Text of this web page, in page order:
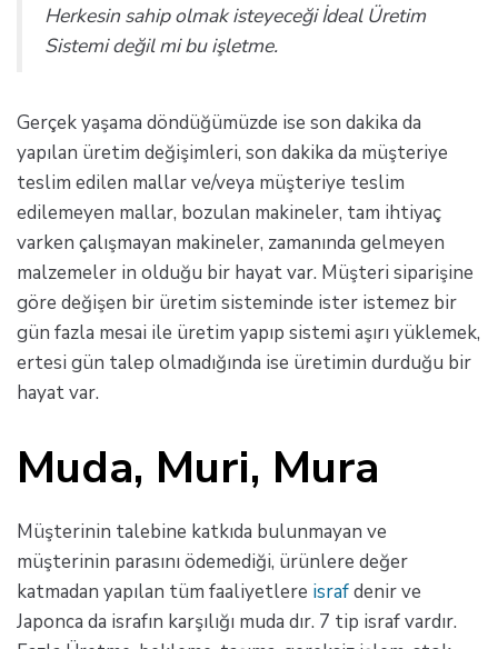
Herkesin sahip olmak isteyeceği İdeal Üretim
Sistemi değil mi bu işletme.
Gerçek yaşama döndüğümüzde ise son dakika da
yapılan üretim değişimleri, son dakika da müşteriye
teslim edilen mallar ve/veya müşteriye teslim
edilemeyen mallar, bozulan makineler, tam ihtiyaç
varken çalışmayan makineler, zamanında gelmeyen
malzemeler in olduğu bir hayat var. Müşteri siparişine
göre değişen bir üretim sisteminde ister istemez bir
gün fazla mesai ile üretim yapıp sistemi aşırı yüklemek,
ertesi gün talep olmadığında ise üretimin durduğu bir
hayat var.
Muda, Muri, Mura
Müşterinin talebine katkıda bulunmayan ve
müşterinin parasını ödemediği, ürünlere değer
katmadan yapılan tüm faaliyetlere israfdenir ve
Japonca da israfın karşılığı muda dır. 7 tip israf vardır.